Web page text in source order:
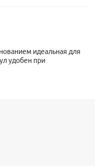
идеальная для
удобен при
высокую прочность
нескольких ручек, в том
волоком в узостях.